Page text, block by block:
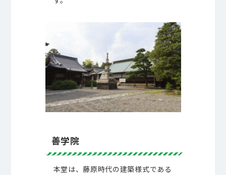
善学院
本堂は、藤原時代の建築様式である